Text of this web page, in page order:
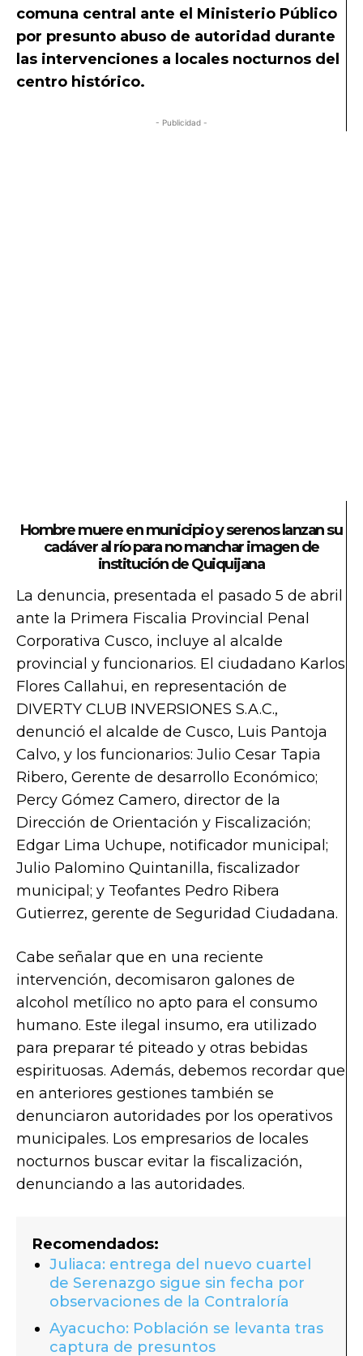
comuna central ante el Ministerio Público
por presunto abuso de autoridad durante
las intervenciones a locales nocturnos del
centro histórico.
- Publicidad -
Hombre muere en municipio y serenos lanzan su
cadáver al río para no manchar imagen de
institución de Quiquijana
La denuncia, presentada el pasado 5 de abril
ante la Primera Fiscalia Provincial Penal
Corporativa Cusco, incluye al alcalde
provincial y funcionarios. El ciudadano Karlos
Flores Callahui, en representación de
DIVERTY CLUB INVERSIONES S.A.C.,
denunció el alcalde de Cusco, Luis Pantoja
Calvo, y los funcionarios: Julio Cesar Tapia
Ribero, Gerente de desarrollo Económico;
Percy Gómez Camero, director de la
Dirección de Orientación y Fiscalización;
Edgar Lima Uchupe, notificador municipal;
Julio Palomino Quintanilla, fiscalizador
municipal; y Teofantes Pedro Ribera
Gutierrez, gerente de Seguridad Ciudadana.
Cabe señalar que en una reciente
intervención, decomisaron galones de
alcohol metílico no apto para el consumo
humano. Este ilegal insumo, era utilizado
para preparar té piteado y otras bebidas
espirituosas. Además, debemos recordar que
en anteriores gestiones también se
denunciaron autoridades por los operativos
municipales. Los empresarios de locales
nocturnos buscar evitar la fiscalización,
denunciando a las autoridades.
Recomendados:
Juliaca: entrega del nuevo cuartel
de Serenazgo sigue sin fecha por
observaciones de la Contraloría
Ayacucho: Población se levanta tras
captura de presuntos